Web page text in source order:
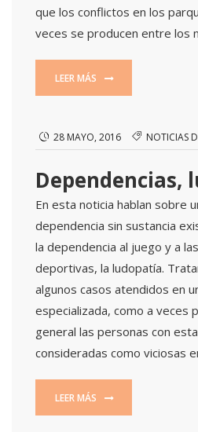
que los conflictos en los
veces se producen entre los
LEER MÁS
28 MAYO, 2016 NOTICIAS
Dependencias,
En esta noticia hablan sobre
dependencia sin sustancia
la dependencia al juego y a
deportivas, la ludopatía.
algunos casos atendidos en
especializada, como a veces
general las personas con
consideradas como viciosas
LEER MÁS